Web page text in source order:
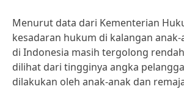
Menurut data dari Kementerian
kesadaran hukum di kalangan
di Indonesia masih tergolong
dilihat dari tingginya angka
dilakukan oleh anak-anak dan